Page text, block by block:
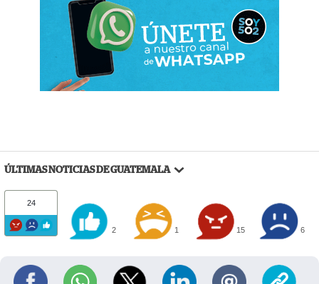
ÚLTIMAS NOTICIAS DE GUATEMALA
24
2 1 15 6